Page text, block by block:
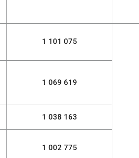
1 101 075
1 069 619
1 038 163
1 002 775